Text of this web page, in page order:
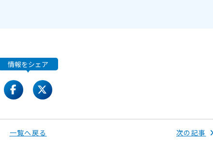
情報をシェア
facebooktwitter
一覧へ戻る 次の記事